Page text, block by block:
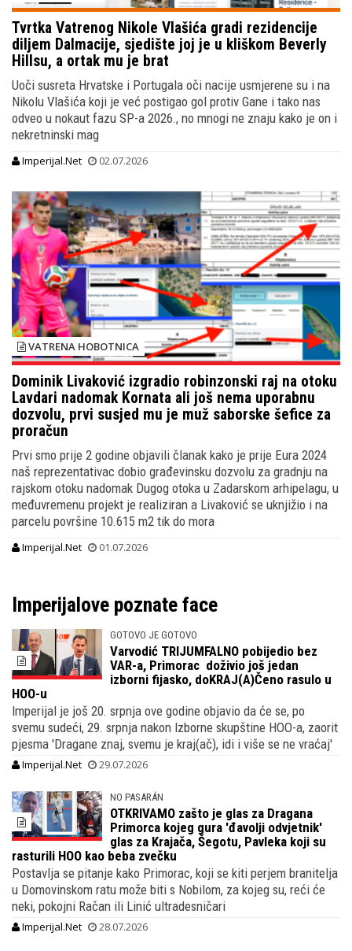
Tvrtka Vatrenog Nikole Vlašića gradi rezidencije
diljem Dalmacije, sjedište joj je u kliškom Beverly
Hillsu, a ortak mu je brat
Uoči susreta Hrvatske i Portugala oči nacije usmjerene su i na
Nikolu Vlašića koji je već postigao gol protiv Gane i tako nas
odveo u nokaut fazu SP-a 2026., no mnogi ne znaju kako je on i
nekretninski mag
Imperijal.Net 02.07.2026
VATRENA HOBOTNICA
Dominik Livaković izgradio robinzonski raj na otoku
Lavdari nadomak Kornata ali još nema uporabnu
dozvolu, prvi susjed mu je muž saborske šefice za
proračun
Prvi smo prije 2 godine objavili članak kako je prije Eura 2024
naš reprezentativac dobio građevinsku dozvolu za gradnju na
rajskom otoku nadomak Dugog otoka u Zadarskom arhipelagu, u
međuvremenu projekt je realiziran a Livaković se uknjižio i na
parcelu površine 10.615 m2 tik do mora
Imperijal.Net 01.07.2026
Imperijalove poznate face
GOTOVO JE GOTOVO
Varvodić TRIJUMFALNO pobijedio bez
VAR-a, Primorac doživio još jedan
izborni fijasko, doKRAJ(A)Čeno rasulo u
HOO-u
Imperijal je još 20. srpnja ove godine objavio da će se, po
svemu sudeći, 29. srpnja nakon Izborne skupštine HOO-a, zaorit
pjesma 'Dragane znaj, svemu je kraj(ač), idi i više se ne vraćaj'
Imperijal.Net 29.07.2026
NO PASARÁN
OTKRIVAMO zašto je glas za Dragana
Primorca kojeg gura 'đavolji odvjetnik'
glas za Krajača, Šegotu, Pavleka koji su
rasturili HOO kao beba zvečku
Postavlja se pitanje kako Primorac, koji se kiti perjem branitelja
u Domovinskom ratu može biti s Nobilom, za kojeg su, reći će
neki, pokojni Račan ili Linić ultradesničari
Imperijal.Net 28.07.2026